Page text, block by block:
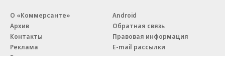
О «Коммерсанте»
Архив
Контакты
Реклама
Вакансии
Android
Обратная связь
Правовая информация
E-mail рассылки